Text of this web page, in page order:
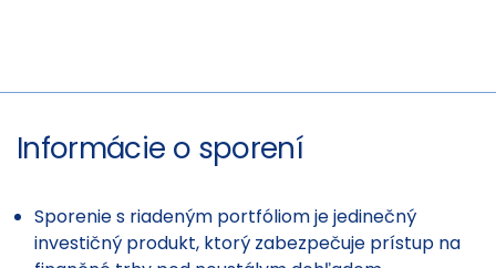
Informácie o sporení
Sporenie s riadeným portfóliom je jedinečný
investičný produkt, ktorý zabezpečuje prístup na